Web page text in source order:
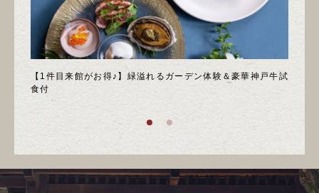
【1件目来館がお得♪】緑溢れるガーデン体験＆豪華神戸牛試
食付